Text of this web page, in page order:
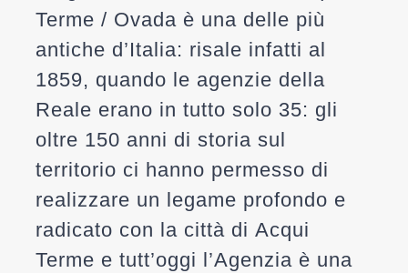
Terme / Ovadaè una delle più
antiche d’Italia: risale infatti al
1859, quando le agenzie della
Reale erano in tutto solo 35: gli
oltre 150 anni di storia sul
territorio ci hanno permesso di
realizzare un legame profondo e
radicato con la città di Acqui
Terme e tutt’oggi l’Agenzia è una